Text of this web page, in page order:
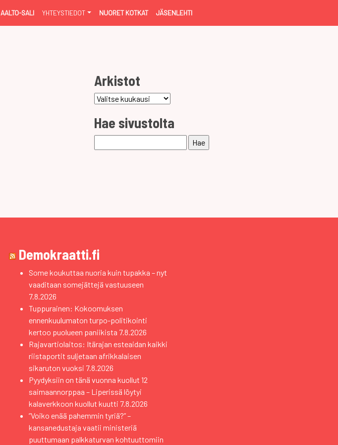
AALTO-SALI YHTEYSTIEDOT NUORET KOTKAT JÄSENLEHTI
Arkistot
Arkistot
Hae sivustolta
Demokraatti.fi
Some koukuttaa nuoria kuin tupakka – nyt
vaaditaan somejättejä vastuuseen
7.8.2026
Tuppurainen: Kokoomuksen
ennenkuulumaton turpo-politikointi
kertoo puolueen paniikista 7.8.2026
Rajavartiolaitos: Itärajan esteaidan kaikki
riistaportit suljetaan afrikkalaisen
sikaruton vuoksi 7.8.2026
Pyydyksiin on tänä vuonna kuollut 12
saimaannorppaa – Liperissä löytyi
kalaverkkoon kuollut kuutti 7.8.2026
”Voiko enää pahemmin tyriä?” –
kansanedustaja vaatii ministeriä
puuttumaan palkkaturvan kohtuuttomiin